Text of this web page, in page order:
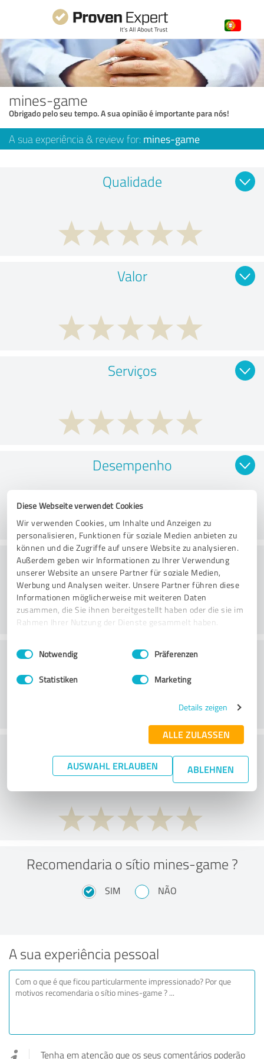
Diese Webseite verwendet Cookies
Wir verwenden Cookies, um Inhalte und Anzeigen zu
personalisieren, Funktionen für soziale Medien anbieten zu
können und die Zugriffe auf unsere Website zu analysieren.
Außerdem geben wir Informationen zu Ihrer Verwendung
unserer Website an unsere Partner für soziale Medien,
Werbung und Analysen weiter. Unsere Partner führen diese
Informationen möglicherweise mit weiteren Daten
zusammen, die Sie ihnen bereitgestellt haben oder die sie im
Rahmen Ihrer Nutzung der Dienste gesammelt haben.
Impressum Datenschutzbestimmungen
Einwilligungsauswahl
Notwendig Präferenzen
Statistiken Marketing
Details zeigen
ALLE ZULASSEN
AUSWAHL ERLAUBEN ABLEHNEN
mines-game
Obrigado pelo seu tempo. A sua opinião é importante para nós!
A sua experiência & review for: mines-game
Qualidade
Valor
Serviços
Desempenho
Consultoria
Serviço ao cliente
O que acha da relação
preço/desempenho?
Recomendaria o sítio mines-game ?
SIM NÃO
A sua experiência pessoal
Tenha em atenção que os seus comentários poderão